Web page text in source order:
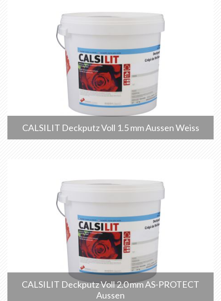
CALSILIT Deckputz Voll 1.5 mm Aussen Weiss
CALSILIT Deckputz Voll 2.0 mm AS-PROTECT
Aussen